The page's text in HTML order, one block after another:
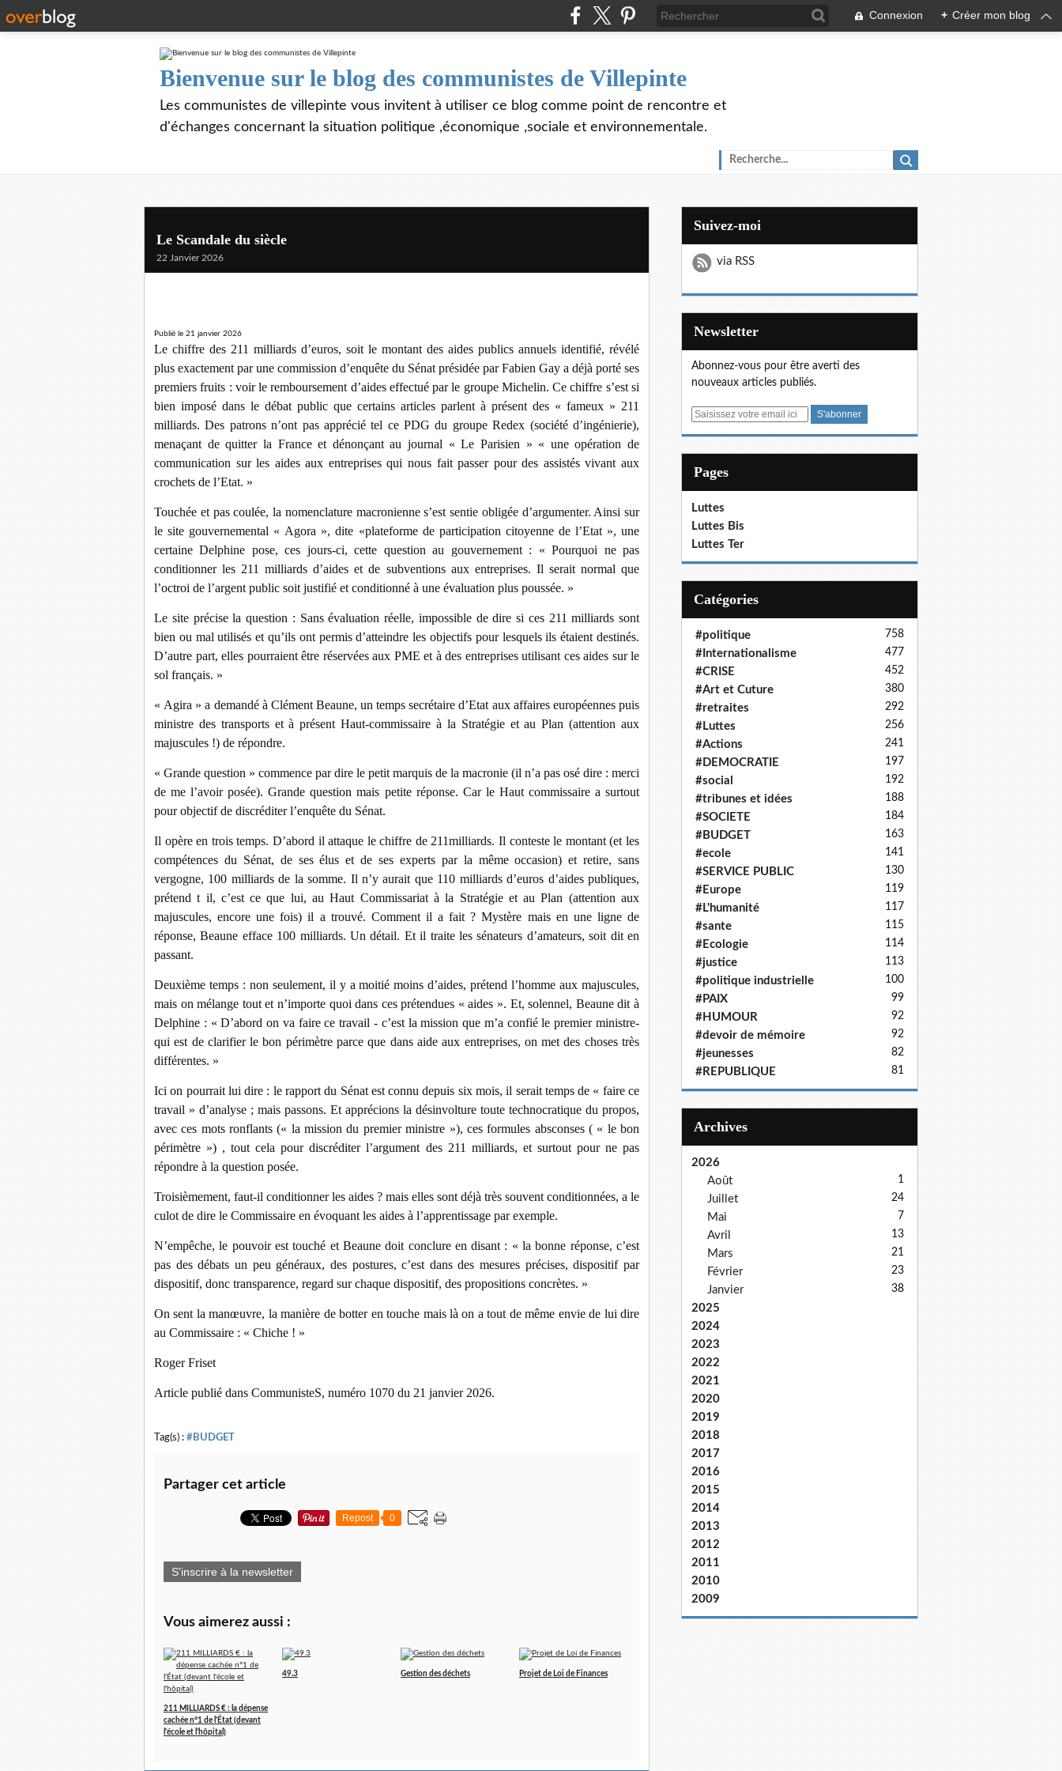
Connexion + Créer mon blog
Bienvenue sur le blog des communistes de Villepinte
Les communistes de villepinte vous invitent à utiliser ce blog comme point de rencontre et
d'échanges concernant la situation politique ,économique ,sociale et environnementale.
Le Scandale du siècle
22 Janvier 2026
Publié le 21 janvier 2026
Le chiffre des 211 milliards d’euros, soit le montant des aides publics annuels identifié, révélé
plus exactement par une commission d’enquête du Sénat présidée par Fabien Gay a déjà porté ses
premiers fruits : voir le remboursement d’aides effectué par le groupe Michelin. Ce chiffre s’est si
bien imposé dans le débat public que certains articles parlent à présent des « fameux » 211
milliards. Des patrons n’ont pas apprécié tel ce PDG du groupe Redex (société d’ingénierie),
menaçant de quitter la France et dénonçant au journal « Le Parisien » « une opération de
communication sur les aides aux entreprises qui nous fait passer pour des assistés vivant aux
crochets de l’Etat. »
Touchée et pas coulée, la nomenclature macronienne s’est sentie obligée d’argumenter. Ainsi sur
le site gouvernemental « Agora », dite «plateforme de participation citoyenne de l’Etat », une
certaine Delphine pose, ces jours-ci, cette question au gouvernement : « Pourquoi ne pas
conditionner les 211 milliards d’aides et de subventions aux entreprises. Il serait normal que
l’octroi de l’argent public soit justifié et conditionné à une évaluation plus poussée. »
Le site précise la question : Sans évaluation réelle, impossible de dire si ces 211 milliards sont
bien ou mal utilisés et qu’ils ont permis d’atteindre les objectifs pour lesquels ils étaient destinés.
D’autre part, elles pourraient être réservées aux PME et à des entreprises utilisant ces aides sur le
sol français. »
« Agira » a demandé à Clément Beaune, un temps secrétaire d’Etat aux affaires européennes puis
ministre des transports et à présent Haut-commissaire à la Stratégie et au Plan (attention aux
majuscules !) de répondre.
« Grande question » commence par dire le petit marquis de la macronie (il n’a pas osé dire : merci
de me l’avoir posée). Grande question mais petite réponse. Car le Haut commissaire a surtout
pour objectif de discréditer l’enquête du Sénat.
Il opère en trois temps. D’abord il attaque le chiffre de 211milliards. Il conteste le montant (et les
compétences du Sénat, de ses élus et de ses experts par la même occasion) et retire, sans
vergogne, 100 milliards de la somme. Il n’y aurait que 110 milliards d’euros d’aides publiques,
prétend t il, c’est ce que lui, au Haut Commissariat à la Stratégie et au Plan (attention aux
majuscules, encore une fois) il a trouvé. Comment il a fait ? Mystère mais en une ligne de
réponse, Beaune efface 100 milliards. Un détail. Et il traite les sénateurs d’amateurs, soit dit en
passant.
Deuxième temps : non seulement, il y a moitié moins d’aides, prétend l’homme aux majuscules,
mais on mélange tout et n’importe quoi dans ces prétendues « aides ». Et, solennel, Beaune dit à
Delphine : « D’abord on va faire ce travail - c’est la mission que m’a confié le premier ministre-
qui est de clarifier le bon périmètre parce que dans aide aux entreprises, on met des choses très
différentes. »
Ici on pourrait lui dire : le rapport du Sénat est connu depuis six mois, il serait temps de « faire ce
travail » d’analyse ; mais passons. Et apprécions la désinvolture toute technocratique du propos,
avec ces mots ronflants (« la mission du premier ministre »), ces formules absconses ( « le bon
périmètre ») , tout cela pour discréditer l’argument des 211 milliards, et surtout pour ne pas
répondre à la question posée.
Troisièmement, faut-il conditionner les aides ? mais elles sont déjà très souvent conditionnées, a le
culot de dire le Commissaire en évoquant les aides à l’apprentissage par exemple.
N’empêche, le pouvoir est touché et Beaune doit conclure en disant : « la bonne réponse, c’est
pas des débats un peu généraux, des postures, c’est dans des mesures précises, dispositif par
dispositif, donc transparence, regard sur chaque dispositif, des propositions concrètes. »
On sent la manœuvre, la manière de botter en touche mais là on a tout de même envie de lui dire
au Commissaire : « Chiche ! »
Roger Friset
Article publié dans CommunisteS, numéro 1070 du 21 janvier 2026.
Tag(s) : #BUDGET
Partager cet article
Repost 0
S'inscrire à la newsletter
Vous aimerez aussi :
211 MILLIARDS € : la dépense
cachée n°1 de l'État (devant
l'école et l'hôpital)
49.3 Gestion des déchets Projet de Loi de Finances
Suivez-moi
via RSS
Newsletter
Abonnez-vous pour être averti des
nouveaux articles publiés.
E
Pages
Luttes
Luttes Bis
Luttes Ter
Catégories
#politique 758
#Internationalisme 477
#CRISE 452
#Art et Cuture 380
#retraites 292
#Luttes 256
#Actions 241
#DEMOCRATIE 197
#social 192
#tribunes et idées 188
#SOCIETE 184
#BUDGET 163
#ecole 141
#SERVICE PUBLIC 130
#Europe 119
#L'humanité 117
#sante 115
#Ecologie 114
#justice 113
#politique industrielle 100
#PAIX 99
#HUMOUR 92
#devoir de mémoire 92
#jeunesses 82
#REPUBLIQUE 81
Archives
2026
Août
1
Juillet 24
Mai 7
Avril 13
Mars 21
Février 23
Janvier 38
2025
2024
2023
2022
2021
2020
2019
2018
2017
2016
2015
2014
2013
2012
2011
2010
2009